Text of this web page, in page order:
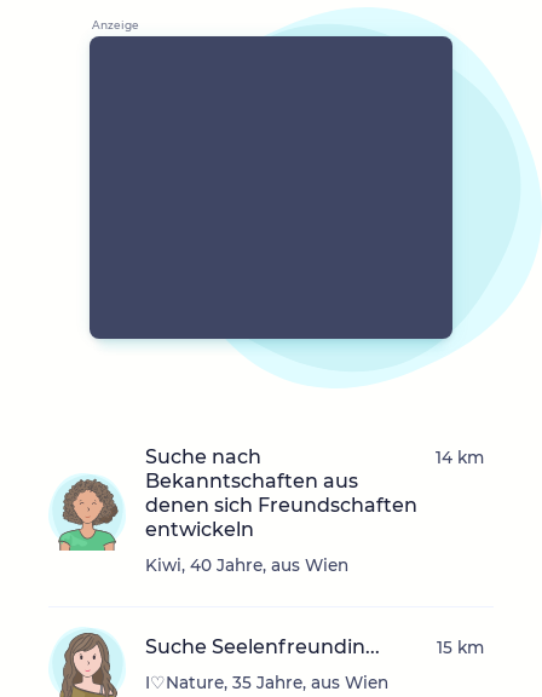
Suche nach
Bekanntschaften aus
denen sich Freundschaften
entwickeln
Kiwi, 40 Jahre, aus Wien
14 km
Suche Seelenfreundin...
I♡Nature, 35 Jahre, aus Wien
15 km